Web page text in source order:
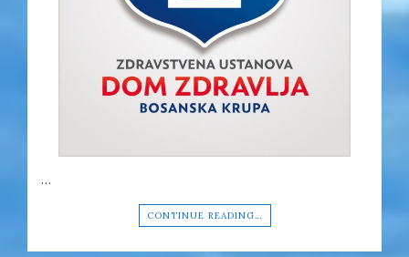
…
CONTINUE READING…